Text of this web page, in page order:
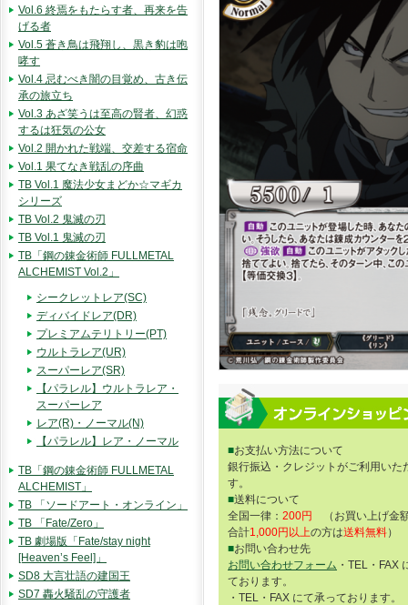
■お支払い方法について
銀行振込・クレジットがご利用いた
す。
■送料について
全国一律： 200円
（お買い上げ金
合計1,000円以上の方は送料無料）
■お問い合わせ先
お問い合わせフォーム ・TEL・FAX
ております。
・TEL・FAX にて承っております。
Vol.6 終焉をもたらす者、再来を告
げる者
Vol.5 蒼き鳥は飛翔し、黒き豹は咆
哮す
Vol.4 忌むべき闇の目覚め、古き伝
承の旅立ち
Vol.3 あざ笑うは至高の賢者、幻惑
するは狂気の公女
Vol.2 開かれた戦端、交差する宿命
Vol.1 果てなき戦乱の序曲
TB Vol.1 魔法少女まどか☆マギカ
シリーズ
TB Vol.2 鬼滅の刃
TB Vol.1 鬼滅の刃
TB「鋼の錬金術師 FULLMETAL
ALCHEMIST Vol.2」
シークレットレア(SC)
ディバイドレア(DR)
プレミアムテリトリー(PT)
ウルトラレア(UR)
スーパーレア(SR)
【パラレル】ウルトラレア・
スーパーレア
レア(R)・ノーマル(N)
【パラレル】レア・ノーマル
TB「鋼の錬金術師 FULLMETAL
ALCHEMIST」
TB 「ソードアート・オンライン」
TB 「Fate/Zero」
TB 劇場版「Fate/stay night
[Heaven’s Feel]」
SD8 大言壮語の建国王
SD7 轟火騒乱の守護者